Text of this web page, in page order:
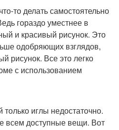
то делать самостоятельно
гораздо уместнее в
и красивый рисунок. Это
одобряющих взглядов,
рисунок. Все это легко
с использованием
иглы недостаточно.
всем доступные вещи. Вот